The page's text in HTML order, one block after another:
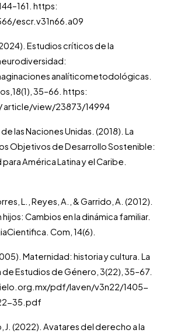
https:
escr.v31n66.a09
Estudios críticos de la
analíticometodológicas.
35–66. https:
article/view/23873/14994
las Naciones Unidas. (2018). La
Objetivos de Desarrollo Sostenible:
América Latina y el Caribe.
L., Reyes, A., & Garrido, A. (2012).
Cambios en la dinámica familiar.
Com, 14(6).
Maternidad: historia y cultura. La
de Estudios de Género, 3(22), 35–67.
pdf/laven/v3n22/1405-
35.pdf
J. (2022). Avatares del derecho a la